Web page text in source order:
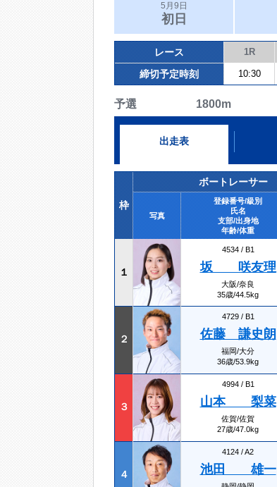
5月9日
初日
レース 1R
締切予定時刻 10:30
予選 1800m
出走表
枠
ボートレーサー
写真
登録番号/級別
氏名
支部/出身地
年齢/体重
１
4534 / B1
坂 咲友理
大阪/奈良
35歳/44.5kg
２
4729 / B1
佐藤 謙史朗
福岡/大分
36歳/53.9kg
３
4994 / B1
山本 梨菜
佐賀/佐賀
27歳/47.0kg
４
4124 /A2
池田 雄一